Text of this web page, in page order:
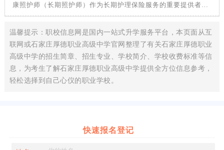
康照护师（长期照护师）作为长期护理保险服务的重要提供者，
温馨提示：职校信息网是国内一站式升学服务平台，本页面从互
联网或石家庄厚德职业高级中学官网整理了有关石家庄厚德职业
高级中学的招生简章、招生专业、学校简介、学校收费标准等信
息，为考生了解石家庄厚德职业高级中学提供全方位信息参考，
轻松选择到自己心仪的职业学校。
快速报名登记